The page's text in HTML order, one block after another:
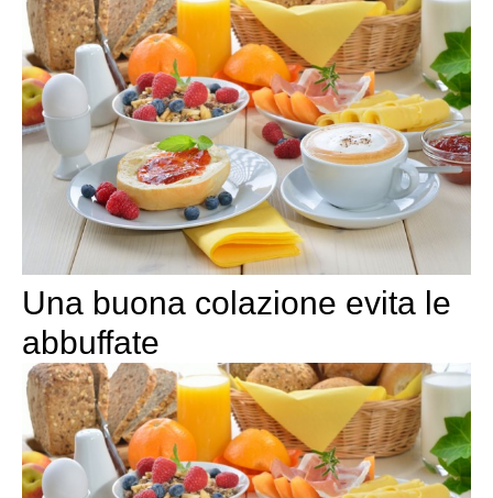
Una buona colazione evita le
abbuffate